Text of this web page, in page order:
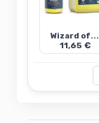
Wizard of...
11,65 €